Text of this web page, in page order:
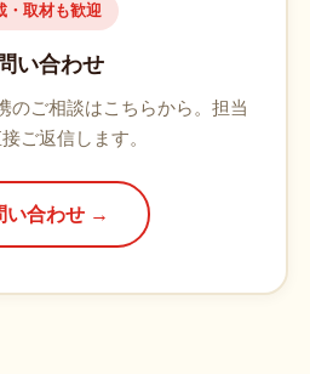
・取材も歓迎
い合わせ
のご相談はこちらから。担当
ご返信します。
い合わせ →